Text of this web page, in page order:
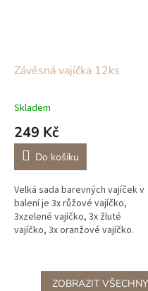
Závěsná vajíčka 12ks
Skladem
249 Kč
Do košíku
Velká sada barevných vajíček v
balení je 3x růžové vajíčko,
3xzelené vajíčko, 3x žluté
vajíčko, 3x oranžové vajíčko.
ZOBRAZIT